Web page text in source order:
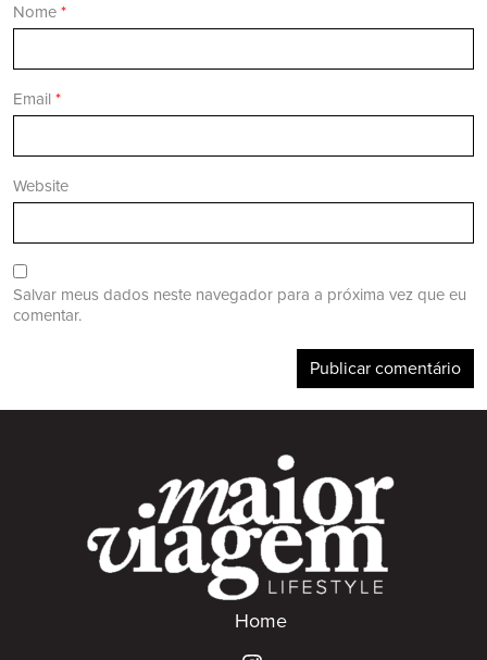
Nome *
Email *
Website
Salvar meus dados neste navegador para a próxima vez que eu
comentar.
Home